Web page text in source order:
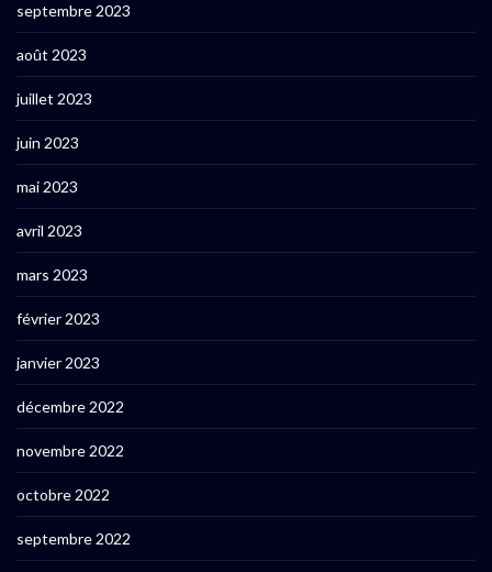
septembre 2023
août 2023
juillet 2023
juin 2023
mai 2023
avril 2023
mars 2023
février 2023
janvier 2023
décembre 2022
novembre 2022
octobre 2022
septembre 2022